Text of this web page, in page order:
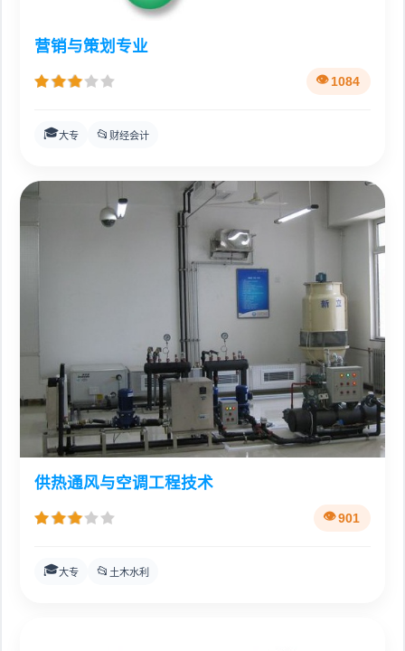
营销与策划专业
1084
🎓大专 📂 财经会计
供热通风与空调工程技术
901
🎓大专 📂 土木水利